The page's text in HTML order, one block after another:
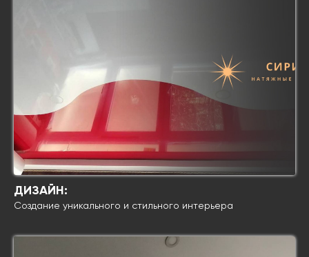
ДИЗАЙН:
Создание уникального и стильного интерьера